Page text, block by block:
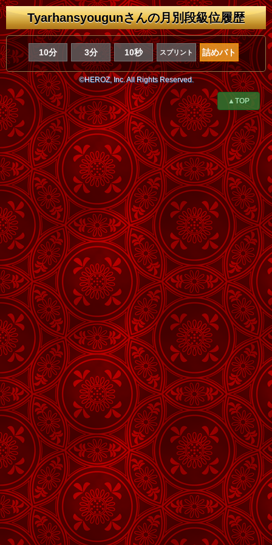
Tyarhansyougunさんの月別段級位履歴
10分 3分 10秒 スプリント 詰めバト
©HEROZ, Inc. All Rights Reserved.
▲TOP